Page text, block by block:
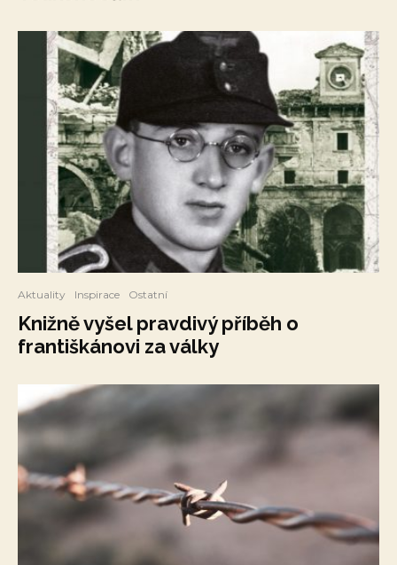
Aktuality Inspirace Ostatní
Knižně vyšel pravdivý příběh o
františkánovi za války